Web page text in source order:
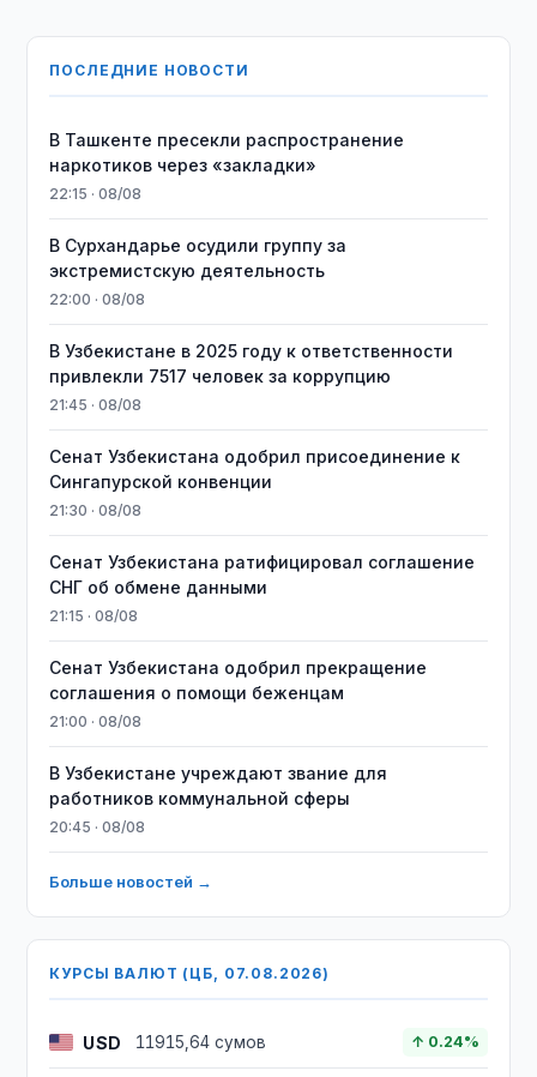
ПОСЛЕДНИЕ НОВОСТИ
В Ташкенте пресекли распространение
наркотиков через «закладки»
22:15 · 08/08
В Сурхандарье осудили группу за
экстремистскую деятельность
22:00 · 08/08
В Узбекистане в 2025 году к ответственности
привлекли 7517 человек за коррупцию
21:45 · 08/08
Сенат Узбекистана одобрил присоединение к
Сингапурской конвенции
21:30 · 08/08
Сенат Узбекистана ратифицировал соглашение
СНГ об обмене данными
21:15 · 08/08
Сенат Узбекистана одобрил прекращение
соглашения о помощи беженцам
21:00 · 08/08
В Узбекистане учреждают звание для
работников коммунальной сферы
20:45 · 08/08
Больше новостей →
КУРСЫ ВАЛЮТ (ЦБ, 07.08.2026)
USD 11915,64 сумов ↑ 0.24%